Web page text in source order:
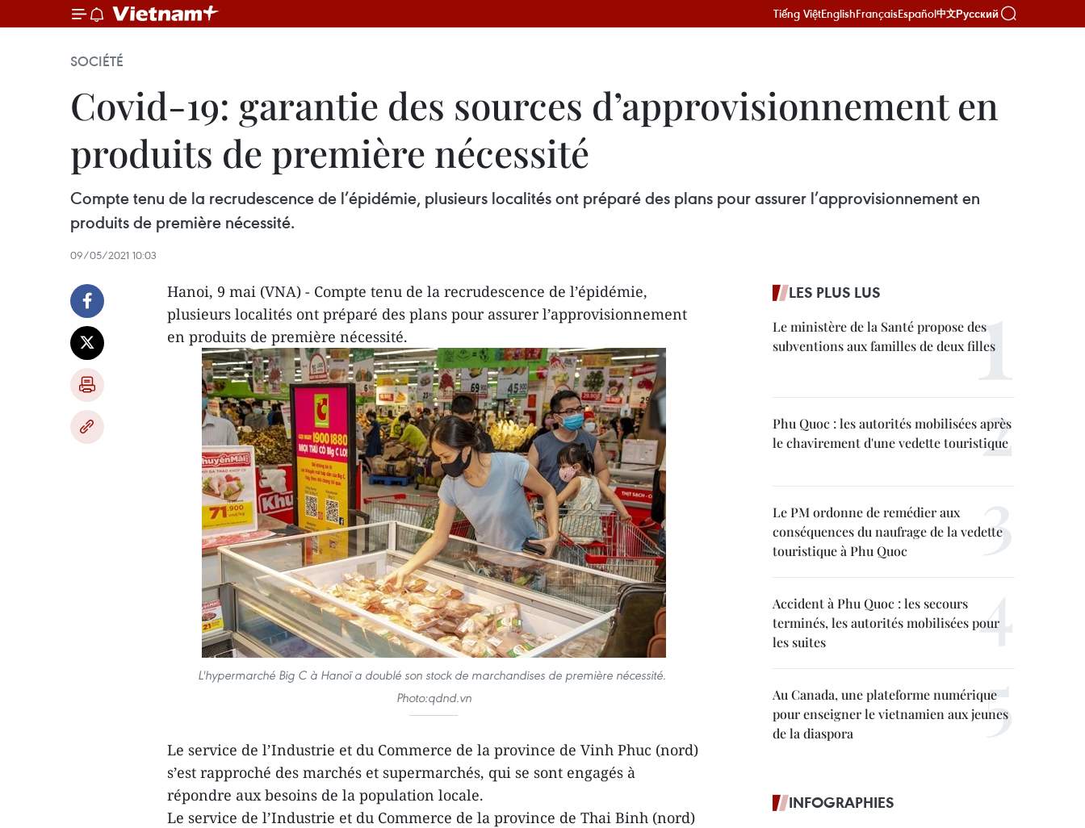
Tiếng ViệtEnglishFrançaisEspañol中文Русский
SOCIÉTÉ
Covid-19: garantie des sources d’approvisionnement en
produits de première nécessité
Compte tenu de la recrudescence de l’épidémie, plusieurs localités ont préparé des plans pour assurer l’approvisionnement en
produits de première nécessité.
09/05/2021 10:03
Hanoi, 9 mai (VNA) - Compte tenu de la recrudescence de l’épidémie,
plusieurs localités ont préparé des plans pour assurer l’approvisionnement
en produits de première nécessité.
L'hypermarché Big C à Hanoï a doublé son stock de marchandises de première nécessité.
Photo:qdnd.vn
Le service de l’Industrie et du Commerce de la province de Vinh Phuc (nord)
s’est rapproché des marchés et supermarchés, qui se sont engagés à
répondre aux besoins de la population locale.
Le service de l’Industrie et du Commerce de la province de Thai Binh (nord)
LES PLUS LUS
Le ministère de la Santé propose des
subventions aux familles de deux filles
Phu Quoc : les autorités mobilisées après
le chavirement d'une vedette touristique
Le PM ordonne de remédier aux
conséquences du naufrage de la vedette
touristique à Phu Quoc
Accident à Phu Quoc : les secours
terminés, les autorités mobilisées pour
les suites
Au Canada, une plateforme numérique
pour enseigner le vietnamien aux jeunes
de la diaspora
INFOGRAPHIES